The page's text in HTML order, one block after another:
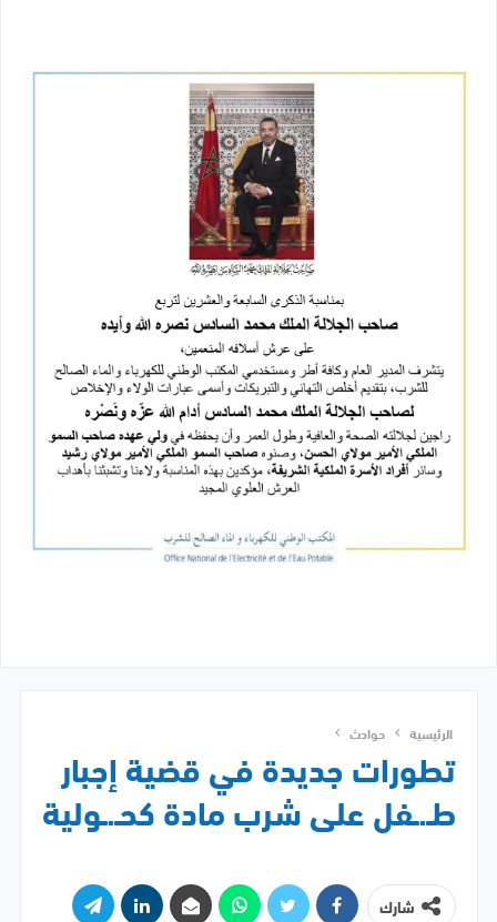
الرئيسية حوادث
تطورات جديدة في قضية إجبار
طـ.ـفل على شرب مادة كحـ.ـولية
شارك